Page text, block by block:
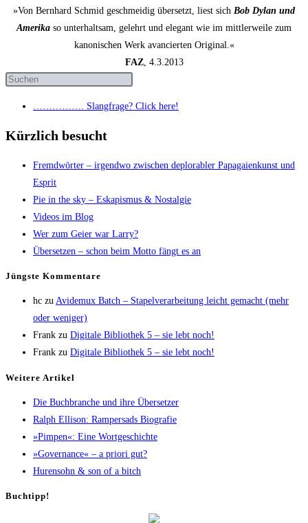
»Von Bernhard Schmid geschmeidig übersetzt, liest sich Bob Dylan und
Amerika so unterhaltsam, gelehrt und elegant wie im mittlerweile zum
kanonischen Werk avancierten Original.«
FAZ, 4.3.2013
……………. Slang­fra­ge? Click here!
Kürzlich besucht
Fremd­wör­ter – irgend­wo zwi­schen deplo­rabler Papa­gai­en­kunst und
Esprit
Pie in the sky – Eska­pis­mus & Nostalgie
Vide­os im Blog
Wer zum Gei­er war Larry?
Über­set­zen – schon beim Mot­to fängt es an
Jüngs­te Kommentare
hc zu Avi­de­mux Batch – Sta­pel­ver­ar­bei­tung leicht gemacht (mehr
oder weniger)
Frank zu Digi­ta­le Biblio­thek 5 – sie lebt noch!
Frank zu Digi­ta­le Biblio­thek 5 – sie lebt noch!
Wei­te­re Artikel
Die Buch­bran­che und ihre Übersetzer
Ralph Elli­son: Ram­pers­ads Biografie
»Pim­pen«: Eine Wortgeschichte
»Gover­nan­ce« – a prio­ri gut?
Huren­sohn & son of a bitch
Buch­tipp!